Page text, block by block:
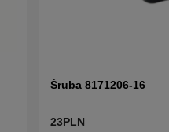
Śruba 8171206-16
23PLN